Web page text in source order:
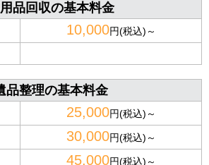
品回収の基本料金
10,000円(税込)～
品整理の基本料金
25,000円(税込)～
30,000円(税込)～
45,000円(税込)～